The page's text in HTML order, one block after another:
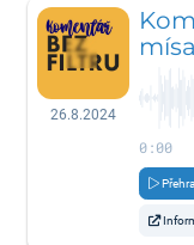
26.8.2024
mísa
0:00